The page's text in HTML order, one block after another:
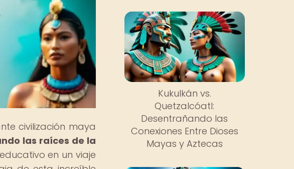
civilización maya
las raíces de la
en un viaje
Kukulkán vs.
Quetzalcóatl:
Desentrañando las
Conexiones Entre Dioses
Mayas y Aztecas